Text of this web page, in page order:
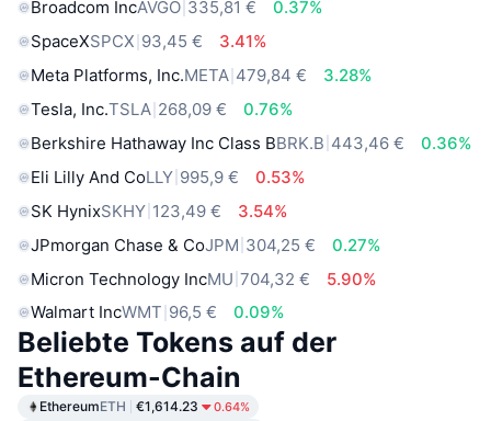
Broadcom IncAVGO 335,81 €
0.37%
SpaceXSPCX 93,45 €
3.41%
Meta Platforms, Inc.META 479,84 €
3.28%
Tesla, Inc.TSLA 268,09 €
0.76%
Berkshire Hathaway Inc Class BBRK.B 443,46 €
0.36%
Eli Lilly And CoLLY 995,9 €
0.53%
SK HynixSKHY 123,49 €
3.54%
JPmorgan Chase & CoJPM 304,25 €
0.27%
Micron Technology IncMU 704,32 €
5.90%
Walmart IncWMT 96,5 € 0.09%
Beliebte Tokens auf der
Ethereum-Chain
EthereumETH €1,614.23 0.64%